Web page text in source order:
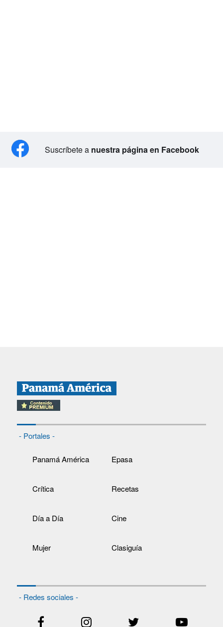
Suscríbete a nuestra página en Facebook
- Portales -
Panamá América Epasa
Crítica Recetas
Día a Día Cine
Mujer Clasiguía
- Redes sociales -